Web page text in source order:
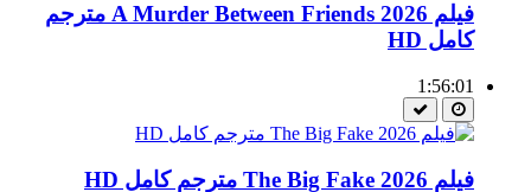
فيلم A Murder Between Friends 2026 مترجم
كامل HD
1:56:01
فيلم The Big Fake 2026 مترجم كامل HD